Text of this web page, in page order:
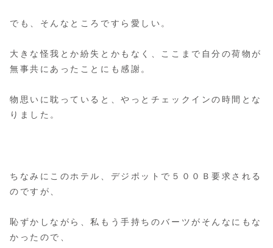
でも、そんなところですら愛しい。
大きな怪我とか紛失とかもなく、ここまで自分の荷物が
無事共にあったことにも感謝。
物思いに耽っていると、やっとチェックインの時間とな
りました。
ちなみにこのホテル、デジポットで５００Ｂ要求される
のですが、
恥ずかしながら、私もう手持ちのバーツがそんなにもな
かったので、